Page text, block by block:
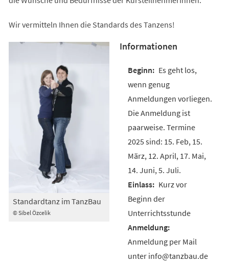
Wir vermitteln Ihnen die Standards des Tanzens!
© Sibel Özcelik
Standardtanz im TanzBau
Informationen
Es geht los,
wenn genug
Anmeldungen vorliegen.
Die Anmeldung ist
paarweise. Termine
2025 sind: 15. Feb, 15.
März, 12. April, 17. Mai,
14. Juni, 5. Juli.
Kurz vor
Beginn der
Unterrichtsstunde
Anmeldung per Mail
unter info@tanzbau.de